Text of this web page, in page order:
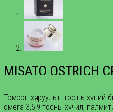
MISATO OSTRICH
Тэмээн хяруулын тос нь хүний
омега 3,6,9 тосны хүчил,